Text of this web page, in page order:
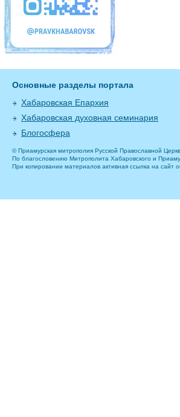
Основные разделы портала
Хабаровская Епархия
Хабаровская духовная семинария
Блогосфера
© Приамурская митрополия Русской Православной
По благословению Митрополита Хабаровского и
При копировании материалов активная ссылка на сайт